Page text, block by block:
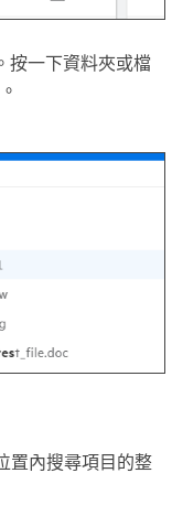
按一下資料夾或檔
置內搜尋項目的整